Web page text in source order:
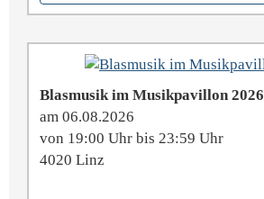
Blasmusik im Musikpavillon 2026
am 06.08.2026
von 19:00 Uhr bis 23:59 Uhr
4020 Linz